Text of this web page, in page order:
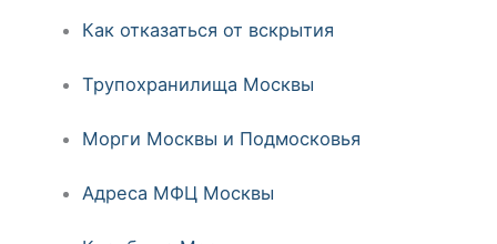
Как отказаться от вскрытия
Трупохранилища Москвы
Морги Москвы и Подмосковья
Адреса МФЦ Москвы